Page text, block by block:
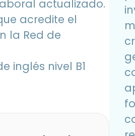
actualizado.
acredite el
la Red de
inglés nivel B1